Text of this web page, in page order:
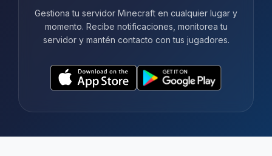
Gestiona tu servidor Minecraft en cualquier lugar y
momento. Recibe notificaciones, monitorea tu
servidor y mantén contacto con tus jugadores.